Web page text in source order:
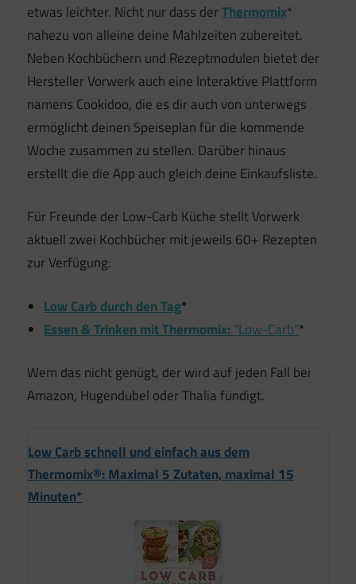
etwas leichter. Nicht nur dass derThermomix*
nahezu von alleine deine Mahlzeiten zubereitet.
Neben Kochbüchern und Rezeptmodulen bietet der
Hersteller Vorwerk auch eine Interaktive Plattform
namens Cookidoo, die es dir auch von unterwegs
ermöglicht deinen Speiseplan für die kommende
Woche zusammen zu stellen. Darüber hinaus
erstellt die die App auch gleich deine Einkaufsliste.
Für Freunde der Low-Carb Küche stellt Vorwerk
aktuell zwei Kochbücher mit jeweils 60+ Rezepten
zur Verfügung:
Low Carb durch den Tag*
Essen & Trinken mit Thermomix:“Low-Carb”*
Wem das nicht genügt, der wird auf jeden Fall bei
Amazon, Hugendubel oder Thalia fündigt.
Low Carb schnell und einfach aus dem
Thermomix®: Maximal 5 Zutaten, maximal 15
Minuten*